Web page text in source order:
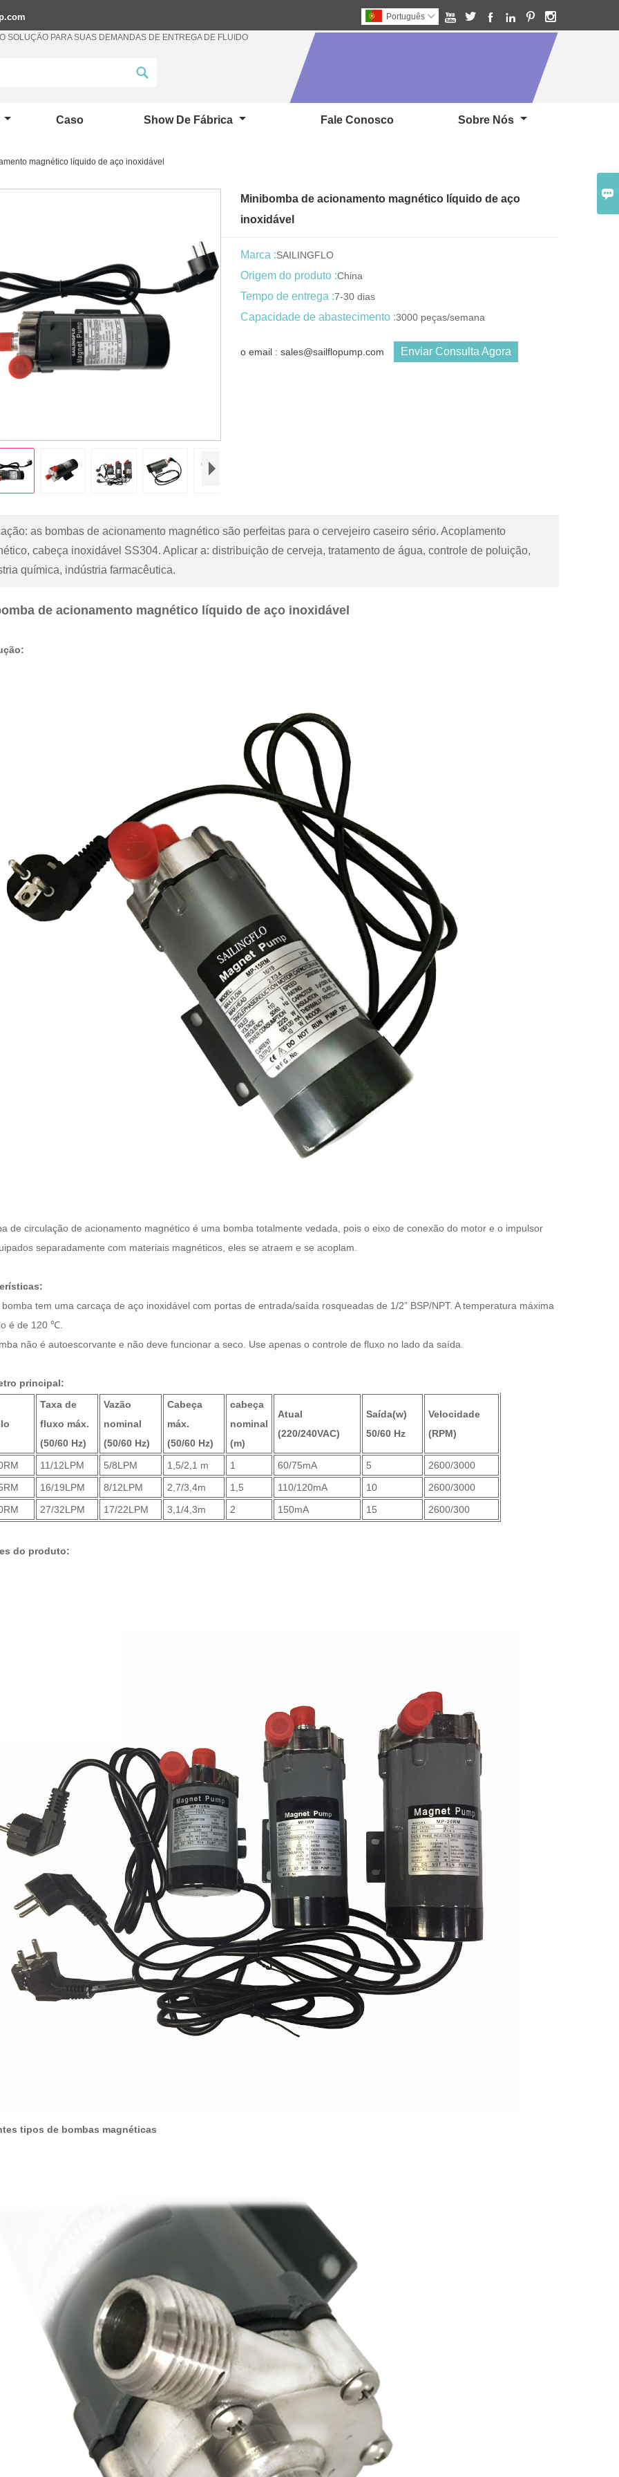

     
Português 
SOLUÇÃO PARA SUAS DEMANDAS DE ENTREGA DE FLUIDO
Caso Show De Fábrica Fale Conosco Sobre Nós
magnético líquido de aço inoxidável
Minibomba de acionamento magnético líquido de aço
inoxidável
Marca :SAILINGFLO
Origem do produto :China
Tempo de entrega :7-30 dias
Capacidade de abastecimento :3000 peças/semana
o email : sales@sailflopump.com Enviar Consulta Agora
as bombas de acionamento magnético são perfeitas para o cervejeiro caseiro sério. Acoplamento
cabeça inoxidável SS304. Aplicar a: distribuição de cerveja, tratamento de água, controle de poluição,
química, indústria farmacêutica.
de acionamento magnético líquido de aço inoxidável
de circulação de acionamento magnético é uma bomba totalmente vedada, pois o eixo de conexão do motor e o impulsor
separadamente com materiais magnéticos, eles se atraem e se acoplam.
bomba tem uma carcaça de aço inoxidável com portas de entrada/saída rosqueadas de 1/2” BSP/NPT. A temperatura máxima
é de 120 ℃.
não é autoescorvante e não deve funcionar a seco. Use apenas o controle de fluxo no lado da saída.
principal:
Taxa de
fluxo máx.
(50/60 Hz)
Vazão
nominal
(50/60 Hz)
Cabeça
máx.
(50/60 Hz)
cabeça
nominal
(m)
Atual
(220/240VAC)
Saída(w)
50/60 Hz
Velocidade
(RPM)
11/12LPM 5/8LPM 1,5/2,1 m 1 60/75mA 5
2600/3000
16/19LPM 8/12LPM 2,7/3,4m 1,5 110/120mA 10
2600/3000
27/32LPM 17/22LPM 3,1/4,3m 2 150mA 15 2600/300
do produto:
tipos de bombas magnéticas